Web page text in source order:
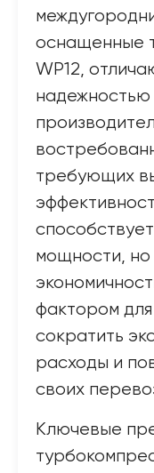
оснащенные
WP12,
надежностью
требующих
мощности, но
фактором
сократить
расходы и
своих
Ключевые